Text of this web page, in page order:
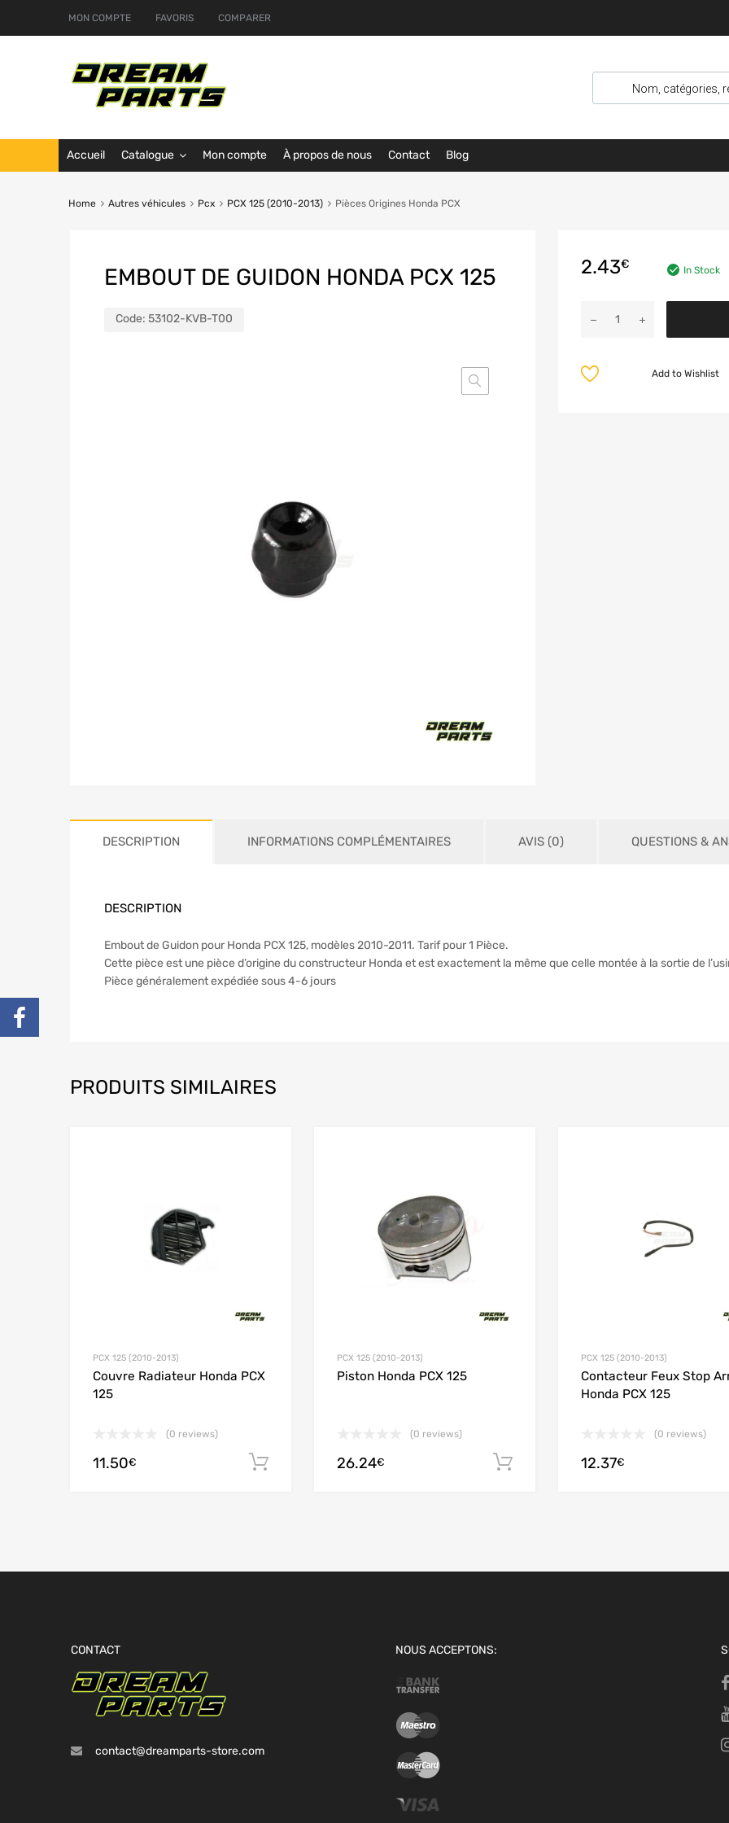
MON COMPTE FAVORIS COMPARER
Accueil Catalogue Mon compte À propos de nous Contact Blog
Home Autres véhicules Pcx PCX 125 (2010-2013) Pièces Origines Honda PCX
EMBOUT DE GUIDON HONDA PCX 125
Code: 53102-KVB-T00
2.43€ In Stock
Add to Wishlist
DESCRIPTION INFORMATIONS COMPLÉMENTAIRES AVIS (0) QUESTIONS &
DESCRIPTION
Embout de Guidon pour Honda PCX 125, modèles 2010-2011. Tarif pour 1 Pièce.
Cette pièce est une pièce d’origine du constructeur Honda et est exactement la même que celle montée à la sortie de
Pièce généralement expédiée sous 4-6 jours
PRODUITS SIMILAIRES
Add to Compare
PCX 125 (2010-2013)
Couvre Radiateur Honda PCX
125
(0 reviews)
11.50€ Ajouter au panier
PCX 125 (2010-2013)
Piston Honda PCX 125
(0 reviews)
26.24€ Ajouter au panier
PCX 125 (2010-2013)
Contacteur Feux Stop
Honda PCX 125
(0 reviews)
12.37€
CONTACT
contact@dreamparts-store.com
NOUS ACCEPTONS: